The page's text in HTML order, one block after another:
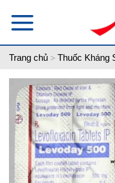
Trang chủ > Thuốc Kháng